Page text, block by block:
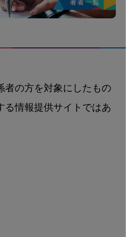
者の方を対象にしたもの
る情報提供サイトではあ